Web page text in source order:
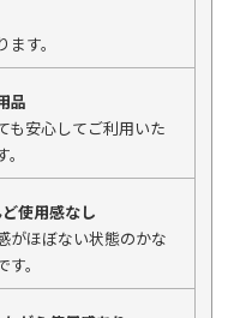
す。
品
も安心してご利用いた
使用感なし
がほぼない状態のかな
。